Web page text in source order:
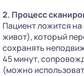
2. Процесс
Пациент ложится
живот), который
сохранять
45 минут,
(можно